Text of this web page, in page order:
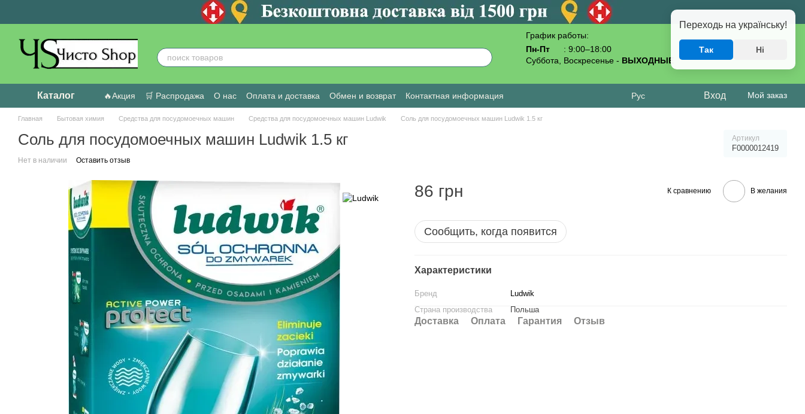
График работы:
Пн-Пт
: 9:00–18:00
Суббота, Воскресенье - ВЫХОДНЫЕ
093-619-80-70
Каталог 🔥Акция 🛒 Распродажа О нас Оплата и доставка Обмен и возврат
Контактная информация
Пользовательское соглашение
Отзывы о магазине
Рус Вход Мой заказ
Главная Бытовая химия Средства для посудомоечных машин Средства для посудомоечных машин Ludwik Соль для посудомоечных машин Ludwik 1.5 кг
Соль для посудомоечных машин Ludwik 1.5 кг Артикул
F0000012419
Нет в наличии Оставить отзыв
86 грн К сравнению В желания
Сообщить, когда появится
Характеристики
Бренд
Ludwik
Страна производства
Польша
Доставка Оплата Гарантия Отзыв
Переходь на українську!
Так Ні